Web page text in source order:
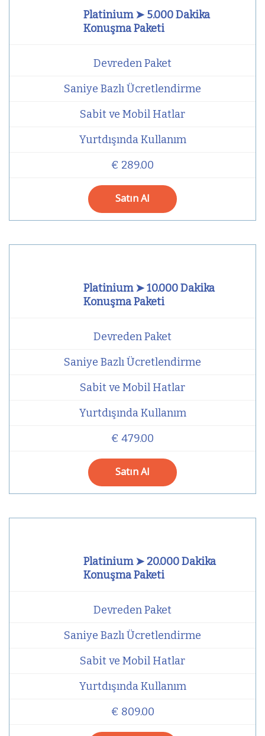
Platinium ➤ 5.000 Dakika
Konuşma Paketi
Devreden Paket
Saniye Bazlı Ücretlendirme
Sabit ve Mobil Hatlar
Yurtdışında Kullanım
€ 289.00
Satın Al
Platinium ➤ 10.000 Dakika
Konuşma Paketi
Devreden Paket
Saniye Bazlı Ücretlendirme
Sabit ve Mobil Hatlar
Yurtdışında Kullanım
€ 479.00
Satın Al
Platinium ➤ 20.000 Dakika
Konuşma Paketi
Devreden Paket
Saniye Bazlı Ücretlendirme
Sabit ve Mobil Hatlar
Yurtdışında Kullanım
€ 809.00